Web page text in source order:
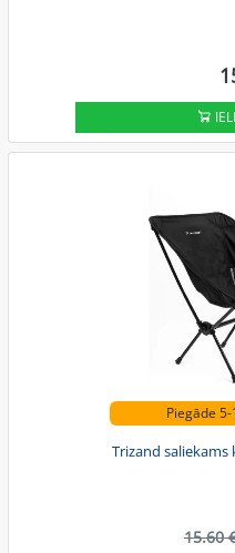
Piegāde
Trizand saliekams
15.60